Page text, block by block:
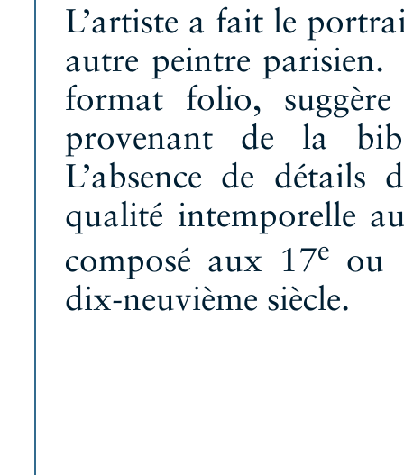
L’artiste a fait le
autre peintre
format folio,
provenant de la
L’absence de détails
qualité intemporelle
composé aux 17e ou
dix-neuvième siècle.